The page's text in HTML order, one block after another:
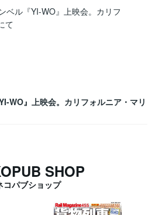
WO』上映会。カリフォルニア・マリ
SHOP
コパブショップ